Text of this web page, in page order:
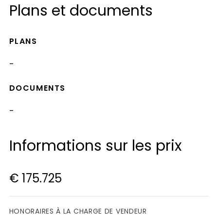
Plans et documents
PLANS
-
DOCUMENTS
-
Informations sur les prix
€ 175.725
HONORAIRES À LA CHARGE DE VENDEUR